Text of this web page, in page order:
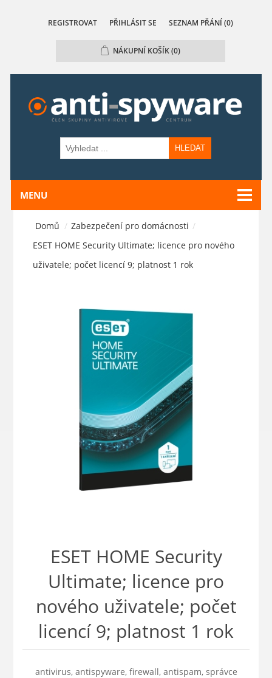
REGISTROVAT PŘIHLÁSIT SE SEZNAM PŘÁNÍ (0)
NÁKUPNÍ KOŠÍK(0)
HLEDAT
MENU
Domů / Zabezpečení pro domácnosti /
ESET HOME Security Ultimate; licence pro nového
uživatele; počet licencí 9; platnost 1 rok
ESET HOME Security
Ultimate; licence pro
nového uživatele; počet
licencí 9; platnost 1 rok
antivirus, antispyware, firewall, antispam, správce